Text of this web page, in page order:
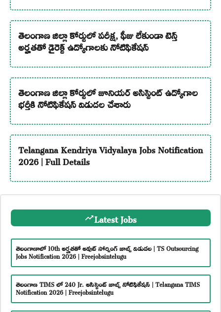
తెలంగాణ జిల్లా కోర్టులో పరీక్ష, ఫీజు లేకుండా టెన్త్
అర్హతతో డైరెక్ట్ ఉద్యోగాలకు నోటిఫికేషన్
తెలంగాణ జిల్లా కోర్టులో జూనియర్ అసిస్టెంట్ ఉద్యోగాల
భర్తీకి నోటిఫికేషన్ విడుదల చేశారు
Telangana Kendriya Vidyalaya Jobs Notification
2026 | Full Details
Latest Jobs
తెలంగాణాలో 10th అర్హతతో అవుట్ సోర్సింగ్ జాబ్స్ విడుదల | TS Outsourcing
Jobs Notification 2026 | Freejobsintelugu
తెలంగాణ TIMS లో 240 Jr. అసిస్టెంట్ జాబ్స్ నోటిఫికేషన్ | Telangana TIMS
Notification 2026 | Freejobsintelugu